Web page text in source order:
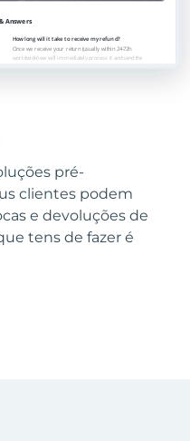
pré-
clientes podem
e devoluções de
tens de fazer é